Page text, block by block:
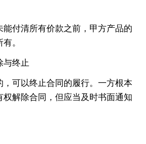
能付清所有价款之前，甲方产品的
。
与终止
，可以终止合同的履行。一方根本
权解除合同，但应当及时书面通知